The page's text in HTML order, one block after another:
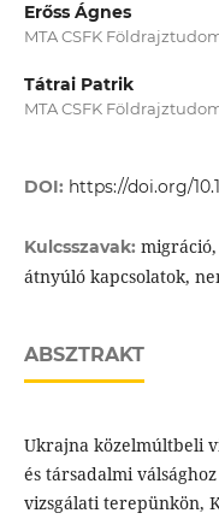
Erőss Ágnes
MTA CSFK
Tátrai Patrik
MTA CSFK
DOI: https://doi.org/
Kulcsszavak:
átnyúló kapcsolatok,
ABSZTRAKT
Ukrajna közelmúltbeli
és társadalmi
vizsgálati terepünkön,